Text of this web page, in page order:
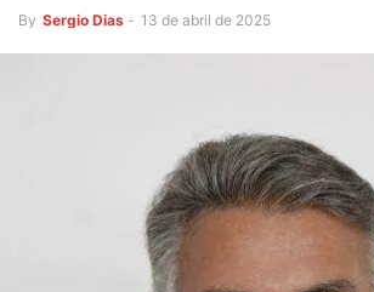
By Sergio Dias - 13 de abril de 2025